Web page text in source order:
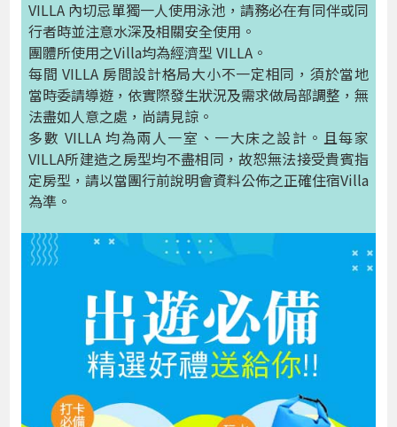
VILLA 內切忌單獨一人使用泳池，請務必在有同伴或同
行者時並注意水深及相關安全使用。
團體所使用之Villa均為經濟型 VILLA。
每間 VILLA 房間設計格局大小不一定相同，須於當地
當時委請導遊，依實際發生狀況及需求做局部調整，無
法盡如人意之處，尚請見諒。
多數 VILLA 均為兩人一室、一大床之設計。且每家
VILLA所建造之房型均不盡相同，故恕無法接受貴賓指
定房型，請以當團行前說明會資料公佈之正確住宿Villa
為準。